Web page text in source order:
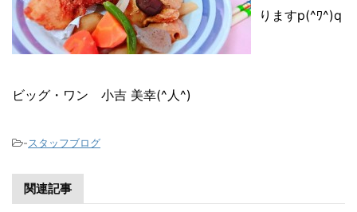
りますp(^ﾜ^)q
ビッグ・ワン 小吉 美幸(^人^)
-スタッフブログ
関連記事